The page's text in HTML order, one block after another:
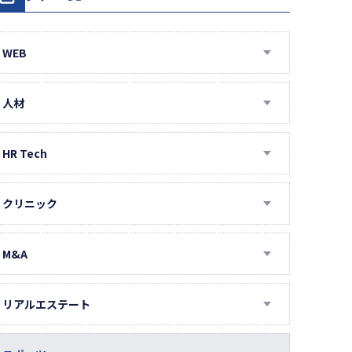
WEB
AIラボラトリー
DSP・ネイティブ広告
Instagram運用
LINE公式アカウント運用
ホワイトペーパー制作
TikTok運用
アドトラック
アフィリエイト
インフルエンサーキャスティング
人材
IT・エンジニア人材
エグゼクティブ人材
タイ人材
ハイクラス人材
介護人材
就活イベント
新卒人材
HR Tech
AI面接
Indeed
コールセンター
スタンバイ
求人ボックス
クリニック
アメリカ医療
インドネシア医療
タイ医療
ベトナム医療
M&A
M&Aコンサルティング
投資育成
リアルエステート
オフィス仲介